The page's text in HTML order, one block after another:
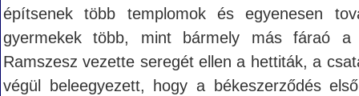
építsenek több templomok és egyenesen
gyermekek több, mint bármely más fáraó
Ramszesz vezette seregét ellen a hettiták, a
végül beleegyezett, hogy a békeszerződés